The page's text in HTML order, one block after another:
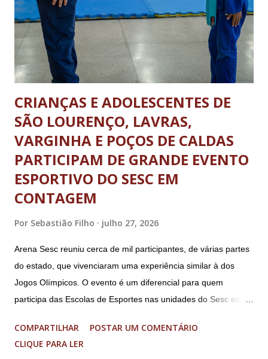
carretas e caminhões pesados. A determinação não se aplica
aos ônibus que realizam o transporte dentro da...
CRIANÇAS E ADOLESCENTES DE
SÃO LOURENÇO, LAVRAS,
VARGINHA E POÇOS DE CALDAS
PARTICIPAM DE GRANDE EVENTO
ESPORTIVO DO SESC EM
CONTAGEM
Por Sebastião Filho julho 27, 2026
Arena Sesc reuniu cerca de mil participantes, de várias partes
do estado, que vivenciaram uma experiência similar à dos
Jogos Olímpicos. O evento é um diferencial para quem
participa das Escolas de Esportes nas unidades do Sesc em
adolescentes. É isso que o Arena Sesc proporcionou para 165
integrantes das Escolas de Esportes do Sesc São Lourenço,
COMPARTILHAR
POSTAR UM COMENTÁRIO
CLIQUE PARA LER